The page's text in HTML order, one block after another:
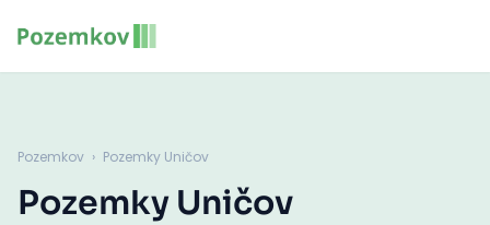
Pozemkov › Pozemky Uničov
Pozemky Uničov